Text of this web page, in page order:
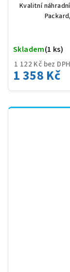
Kvalitní
1 122 Kč bez DPH
1 358 Kč
Skladem(1 ks)